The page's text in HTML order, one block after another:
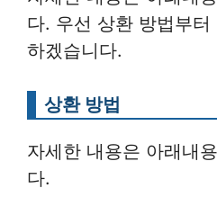
다. 우선 상환 방법부
하겠습니다.
상환 방법
자세한 내용은 아래내
다.